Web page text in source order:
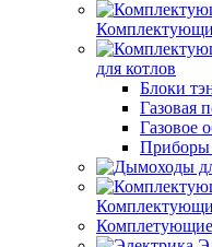
для котлов
Блоки
Газовая
Газовое
Приборы
Комплетующие